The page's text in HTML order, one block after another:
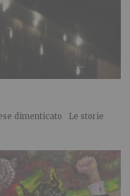
dimenticato Le storie